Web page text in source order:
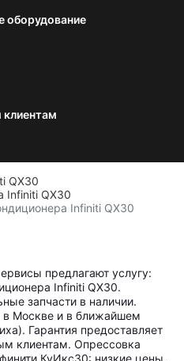
оборудование
клиентам
QX30
Infiniti QX30
Infiniti QX30
предлагают услугу:
Infiniti QX30.
запчасти в наличии.
в Москве и в ближайшем
Гарантия предоставляет
клиентам. Опрессовка
КуИкс30: низкие цены.